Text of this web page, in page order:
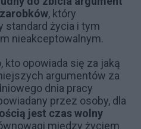
, który
standard życia i tym
nieakceptowalnym.
kto opowiada się za jaką
argumentów za
dnia pracy
przez osoby, dla
jest czas wolny
między życiem